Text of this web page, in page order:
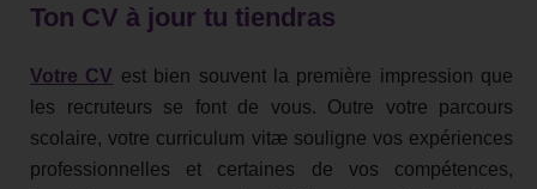
Ton CV à jour tu tiendras
Votre CV est bien souvent la première impression que
les recruteurs se font de vous. Outre votre parcours
scolaire, votre curriculum vitæ souligne vos expériences
professionnelles et certaines de vos compétences,